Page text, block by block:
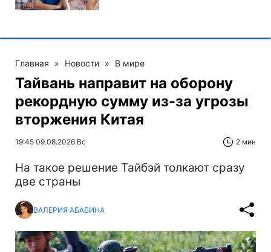
Главная » Новости » В мире
Тайвань направит на оборону
рекордную сумму из-за угрозы
вторжения Китая
19:45 09.08.2026 Вс 2 мин
На такое решение Тайбэй толкают сразу
две страны
ВАЛЕРИЯ АБАБИНА